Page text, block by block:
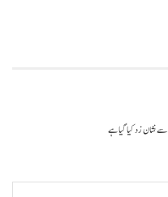
سے نشان زد کیا گیا ہے